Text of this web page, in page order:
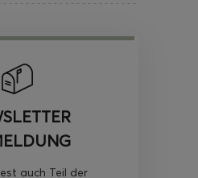
auch Teil der